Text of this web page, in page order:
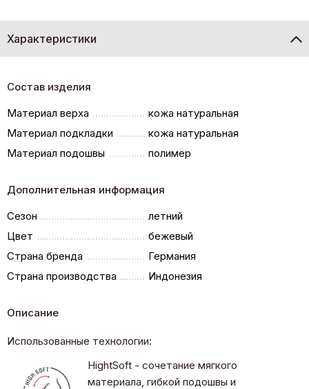
Характеристики
Состав изделия
Материал верха
кожа натуральная
Материал подкладки
кожа натуральная
Материал подошвы
полимер
Дополнительная информация
Сезон
летний
Цвет
бежевый
Страна бренда
Германия
Страна производства
Индонезия
Описание
Использованные технологии:
HightSoft - сочетание мягкого
материала, гибкой подошвы и